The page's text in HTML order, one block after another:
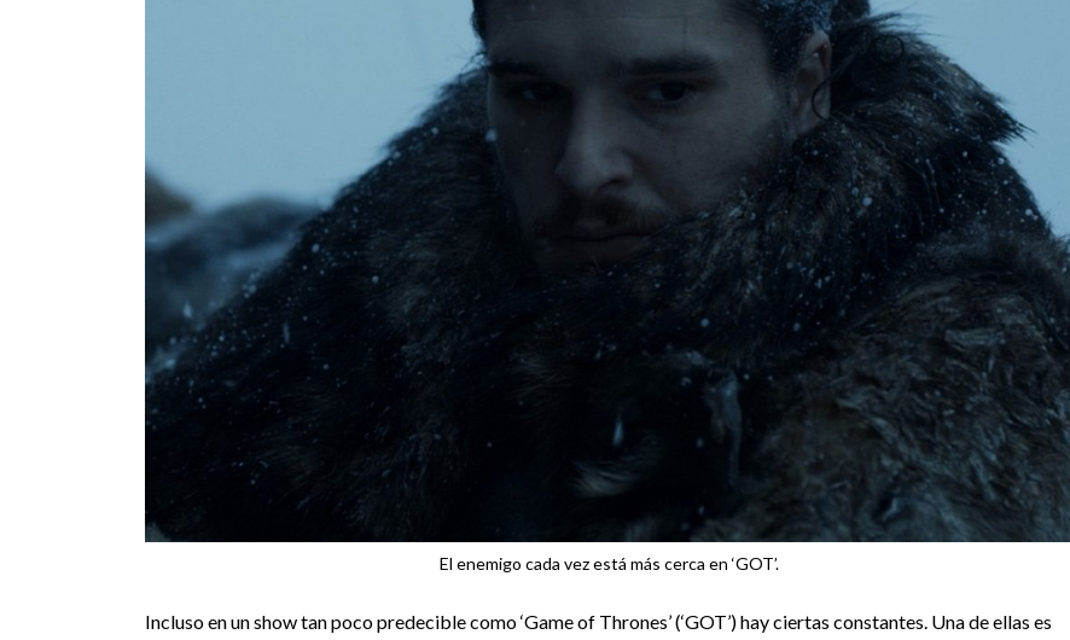
El enemigo cada vez está más cerca en ‘GOT’.
Incluso en un show tan poco predecible como ‘Game of Thrones’ (‘GOT’) hay ciertas constantes. Una de ellas es